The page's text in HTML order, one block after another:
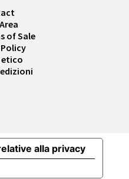
of Sale
etico
alla privacy